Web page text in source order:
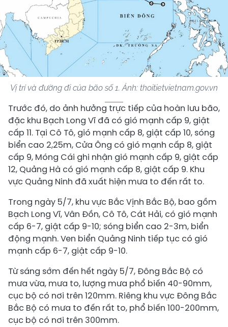
Vị trí và đường đi của bão số 1. Ảnh: thoitietvietnam.gov.vn
Trước đó, do ảnh hưởng trực tiếp của hoàn lưu bão,
đặc khu Bạch Long Vĩ đã có gió mạnh cấp 9, giật
cấp 11. Tại Cô Tô, gió mạnh cấp 8, giật cấp 10, sóng
biển cao 2,25m, Cửa Ông có gió mạnh cấp 8, giật
cấp 9, Móng Cái ghi nhận gió mạnh cấp 9, giật cấp
12, Quảng Hà có gió mạnh cấp 8, giật cấp 9. Khu
vực Quảng Ninh đã xuất hiện mưa to đến rất to.
Trong ngày 5/7, khu vực Bắc Vịnh Bắc Bộ, bao gồm
Bạch Long Vĩ, Vân Đồn, Cô Tô, Cát Hải, có gió mạnh
cấp 6-7, giật cấp 9-10; sóng biển cao 2-3m, biển
động mạnh. Ven biển Quảng Ninh tiếp tục có gió
mạnh cấp 6-7, giật cấp 9-10.
Từ sáng sớm đến hết ngày 5/7, Đông Bắc Bộ có
mưa vừa, mưa to, lượng mưa phổ biến 40-90mm,
cục bộ có nơi trên 120mm. Riêng khu vực Đông Bắc
Bắc Bộ có mưa to đến rất to, phổ biến 100-200mm,
cục bộ có nơi trên 300mm.